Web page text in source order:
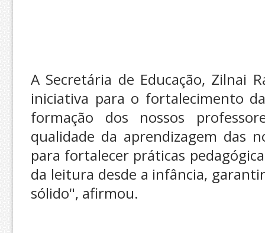
A Secretária de Educação, Zilnai
iniciativa para o fortalecimento
formação dos nossos
qualidade da aprendizagem das
para fortalecer práticas
da leitura desde a infância,
sólido", afirmou.